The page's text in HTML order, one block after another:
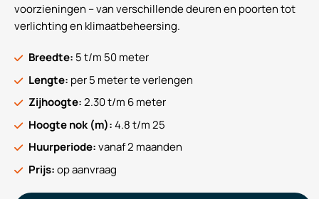
voorzieningen – van verschillende deuren en poorten tot
verlichting en klimaatbeheersing.
Breedte: 5 t/m 50 meter
Lengte: per 5 meter te verlengen
Zijhoogte:2.30 t/m 6 meter
Hoogte nok (m):4.8 t/m 25
Huurperiode:vanaf 2 maanden
Prijs:op aanvraag